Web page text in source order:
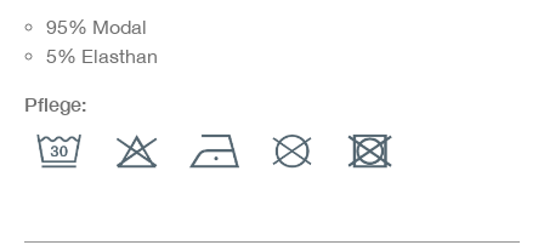
95% Modal
5% Elasthan
Pflege: